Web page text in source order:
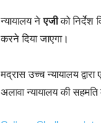
न्यायालय नेएजीको निर्देश
करने दिया जाएगा।
मद्रास उच्च न्यायालय
अलावा न्यायालय की